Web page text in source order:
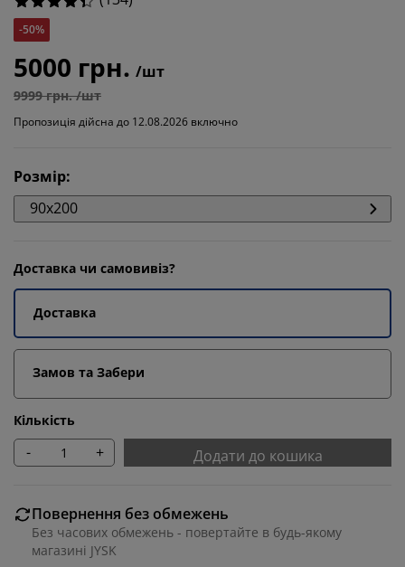
-50%
5000 грн. /шт
9999 грн. /шт
Пропозиція дійсна до 12.08.2026 включно
Розмір:
90x200
Доставка чи самовивіз?
Доставка
Замов та Забери
Кількість
- + Додати до кошика
Повернення без обмежень
Без часових обмежень - повертайте в будь-якому
магазині JYSK